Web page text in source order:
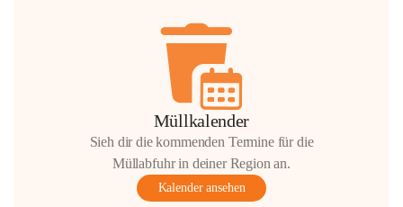
Müllkalender
Sieh dir die kommenden Termine für die
Müllabfuhr in deiner Region an.
Kalender ansehen